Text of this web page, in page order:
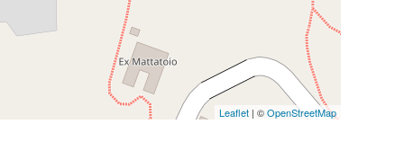
Leaflet| ©OpenStreetMap